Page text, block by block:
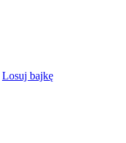
Losuj bajkę